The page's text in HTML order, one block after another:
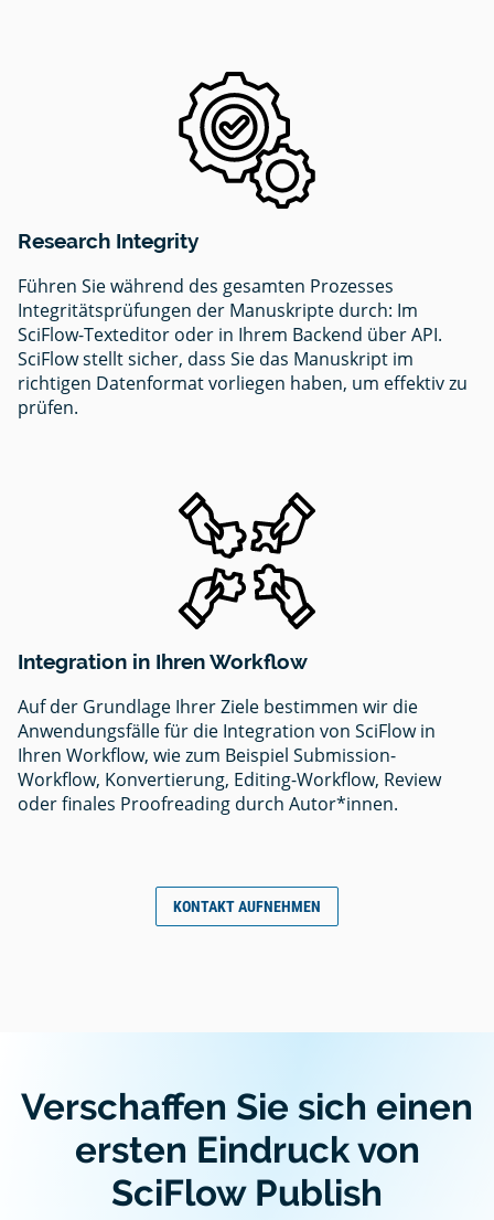
Research Integrity
Führen Sie während des gesamten Prozesses
Integritätsprüfungen der Manuskripte durch: Im
SciFlow-Texteditor oder in Ihrem Backend über API.
SciFlow stellt sicher, dass Sie das Manuskript im
richtigen Datenformat vorliegen haben, um effektiv zu
prüfen.
Integration in Ihren Workflow
Auf der Grundlage Ihrer Ziele bestimmen wir die
Anwendungsfälle für die Integration von SciFlow in
Ihren Workflow, wie zum Beispiel Submission-
Workflow, Konvertierung, Editing-Workflow, Review
oder finales Proofreading durch Autor*innen.
KONTAKT AUFNEHMEN
Verschaffen Sie sich einen
ersten Eindruck von
SciFlow Publish